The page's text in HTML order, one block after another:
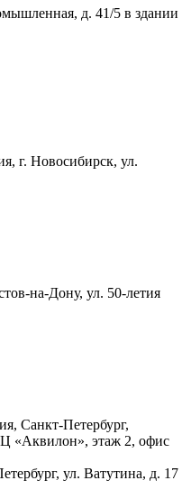
д. 41/5 в здании
г. Новосибирск, ул.
на-Дону, ул. 50-летия
Санкт-Петербург,
«Аквилон», этаж 2, офис
ул. Ватутина, д. 17